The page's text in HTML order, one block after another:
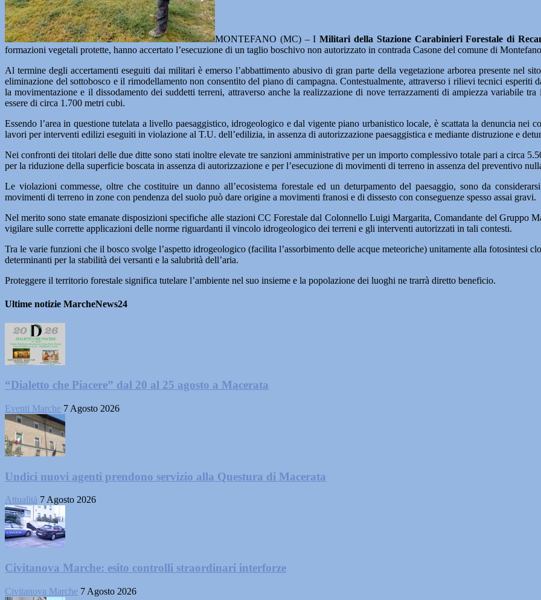
MONTEFANO (MC) – IMilitari della Stazione Carabinieri Forestale di
formazioni vegetali protette, hanno accertato l’esecuzione di un taglio boschivo non autorizzato in contrada Casone del comune di
Al termine degli accertamenti eseguiti dai militari è emerso l’abbattimento abusivo di gran parte della vegetazione arborea presente nel
eliminazione del sottobosco e il rimodellamento non consentito del piano di campagna. Contestualmente, attraverso i rilievi tecnici esperiti
la movimentazione e il dissodamento dei suddetti terreni, attraverso anche la realizzazione di nove terrazzamenti di ampiezza variabile
essere di circa 1.700 metri cubi.
Essendo l’area in questione tutelata a livello paesaggistico, idrogeologico e dal vigente piano urbanistico locale, è scattata la denuncia nei
lavori per interventi edilizi eseguiti in violazione al T.U. dell’edilizia, in assenza di autorizzazione paesaggistica e mediante distruzione e
Nei confronti dei titolari delle due ditte sono stati inoltre elevate tre sanzioni amministrative per un importo complessivo totale pari a circa
per la riduzione della superficie boscata in assenza di autorizzazione e per l’esecuzione di movimenti di terreno in assenza del preventivo
Le violazioni commesse, oltre che costituire un danno all’ecosistema forestale ed un deturpamento del paesaggio, sono da
movimenti di terreno in zone con pendenza del suolo può dare origine a movimenti franosi e di dissesto con conseguenze spesso assai gravi.
Nel merito sono state emanate disposizioni specifiche alle stazioni CC Forestale dal Colonnello Luigi Margarita, Comandante del Gruppo
vigilare sulle corrette applicazioni delle norme riguardanti il vincolo idrogeologico dei terreni e gli interventi autorizzati in tali contesti.
Tra le varie funzioni che il bosco svolge l’aspetto idrogeologico (facilita l’assorbimento delle acque meteoriche) unitamente alla fotosintesi
determinanti per la stabilità dei versanti e la salubrità dell’aria.
Proteggere il territorio forestale significa tutelare l’ambiente nel suo insieme e la popolazione dei luoghi ne trarrà diretto beneficio.
Ultime notizie MarcheNews24
“Dialetto che Piacere” dal 20 al 25 agosto a Macerata
Eventi Marche 7 Agosto 2026
Undici nuovi agenti prendono servizio alla Questura di Macerata
Attualità 7 Agosto 2026
Civitanova Marche: esito controlli straordinari interforze
Civitanova Marche 7 Agosto 2026